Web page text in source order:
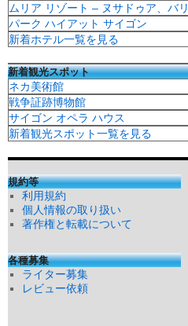
ムリア リゾート – ヌサドゥア、バリ
パーク ハイアット サイゴン
新着ホテル一覧を見る
新着観光スポット
ネカ美術館
戦争証跡博物館
サイゴン オペラ ハウス
新着観光スポット一覧を見る
規約等
利用規約
個人情報の取り扱い
著作権と転載について
各種募集
ライター募集
レビュー依頼